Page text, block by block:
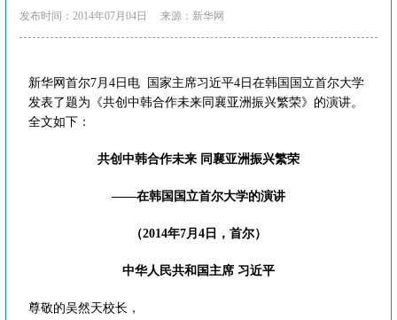
发布时间：2014年07月04日 来源：新华网
新华网首尔7月4日电 国家主席习近平4日在韩国国立首尔大学
发表了题为《共创中韩合作未来同襄亚洲振兴繁荣》的演讲。
全文如下：
共创中韩合作未来 同襄亚洲振兴繁荣
——在韩国国立首尔大学的演讲
（2014年7月4日，首尔）
中华人民共和国主席 习近平
尊敬的吴然天校长，